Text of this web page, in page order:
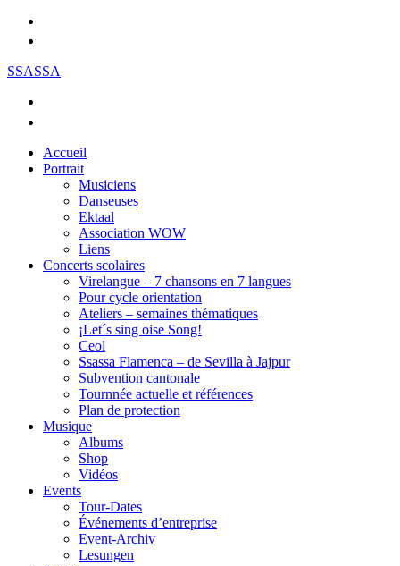
SSASSA
Accueil
Portrait
Musiciens
Danseuses
Ektaal
Association WOW
Liens
Concerts scolaires
Virelangue – 7 chansons en 7 langues
Pour cycle orientation
Ateliers – semaines thématiques
¡Let´s sing oise Song!
Ceol
Ssassa Flamenca – de Sevilla à Jajpur
Subvention cantonale
Tournnée actuelle et références
Plan de protection
Musique
Albums
Shop
Vidéos
Events
Tour-Dates
Événements d’entreprise
Event-Archiv
Lesungen